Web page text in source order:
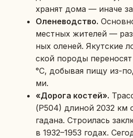
хранят дома — иначе
Оле­не­вод­ство.
мест­ных жи­те­лей —
ных оленей. Якут­ские
ской породы
°C, до­бы­вая пищу из-
ми.
«Дорога костей».
(Р504) длиной 2032 км
га­да­на. Стро­и­лась
в 1932–1953 годах.